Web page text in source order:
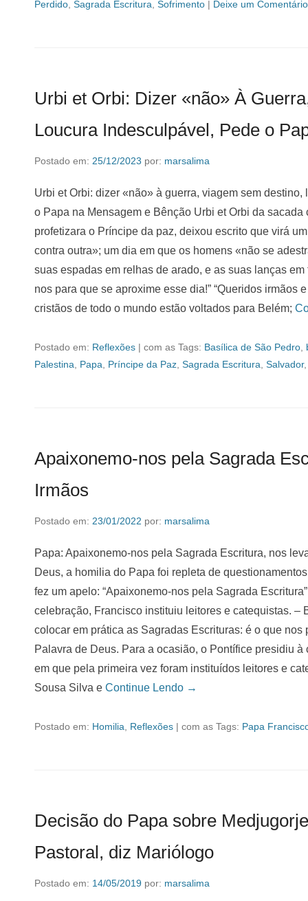
Perdido Sagrada Escritura Sofrimento | Deixe um
Urbi et Orbi: Dizer «não» À
Loucura Indesculpável, Pede o
Postado em: 25/12/2023 por: marsalima
Urbi et Orbi: dizer «não» à guerra, viagem sem
o Papa na Mensagem e Bênção Urbi et Orbi da
profetizara o Príncipe da paz, deixou escrito que virá
contra outra»; um dia em que os homens «não se
suas espadas em relhas de arado, e as suas lanças
nos para que se aproxime esse dia!” “Queridos irmãos
cristãos de todo o mundo estão voltados para Belém;
Postado em: Reflexões | com as Tags: Basílica de São Pedro
Palestina
Papa Príncipe da Paz Sagrada Escritura Salvador
Apaixonemo-nos pela Sagrada
Irmãos
Postado em: 23/01/2022 por: marsalima
Papa: Apaixonemo-nos pela Sagrada Escritura, nos
Deus, a homilia do Papa foi repleta de
fez um apelo: “Apaixonemo-nos pela Sagrada
celebração, Francisco instituiu leitores e catequistas. –
colocar em prática as Sagradas Escrituras: é o que
Palavra de Deus. Para a ocasião, o Pontífice presidiu
em que pela primeira vez foram instituídos leitores e
Sousa Silva e Continue Lendo →
Postado em: Homilia Reflexões | com as Tags: Papa
Decisão do Papa sobre
Pastoral, diz Mariólogo
Postado em: 14/05/2019 por: marsalima